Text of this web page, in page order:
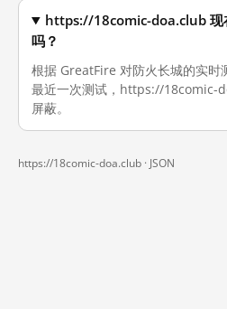
https://18comic-doa.club 现
吗？
根据 GreatFire 对防火长城的实时
最近一次测试，https://18comic-
屏蔽。
https://18comic-doa.club · JSON